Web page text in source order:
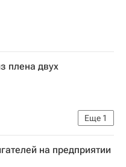
плена двух
Еще 1
на предприятии